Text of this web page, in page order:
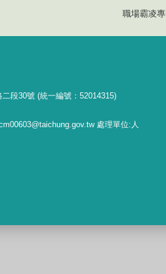
職場霸凌
段30號 (統一編號：52014315)
處理單位:人